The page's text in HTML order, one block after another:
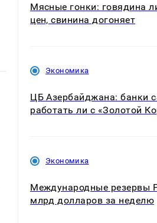
Мясные гонки: говядина
цен, свинина догоняет
Экономика
ЦБ Азербайджана: банки
работать ли с «Золотой
Экономика
Международные резервы
млрд долларов за неделю